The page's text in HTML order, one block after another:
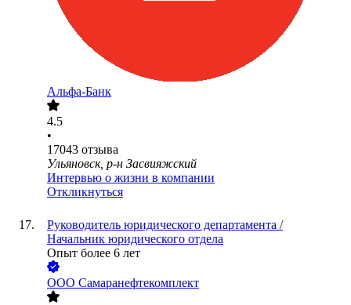
Альфа-Банк
4.5
•
17043 отзыва
Ульяновск, р-н Засвияжский
Интервью о жизни в компании
Откликнуться
Руководитель юридического департамента /
Начальник юридического отдела
Опыт более 6 лет
ООО Самаранефтекомплект